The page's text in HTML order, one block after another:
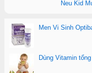
Neu Kid
Men Vi Sinh
Dùng Vitamin